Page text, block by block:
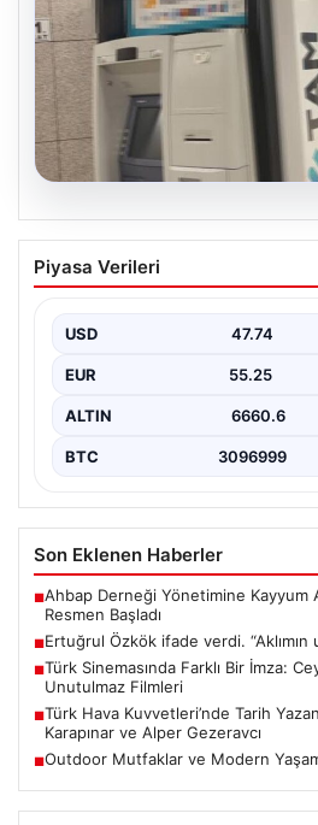
06.08.2026
Ertuğrul Özkök ifade
ucundan bile geçmez”
Piyasa Verileri
USD 47.74
EUR 55.25
ALTIN 6660.6
BTC 3096999
Son Eklenen Haberler
■Ahbap Derneği Yönetimine Kayyum
Resmen Başladı
■Ertuğrul Özkök ifade verdi.
■Türk Sinemasında Farklı Bir İmza:
Unutulmaz Filmleri
■Türk Hava Kuvvetleri’nde Tarih
Karapınar ve Alper Gezeravcı
■Outdoor Mutfaklar ve Modern